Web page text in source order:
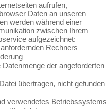
aufrufen,
Daten an unseren
werden während einer
zwischen Ihrem
aufgezeichnet:
Rechners
der angeforderten
übertragen, nicht gefunden
verwendetes Betriebssystems